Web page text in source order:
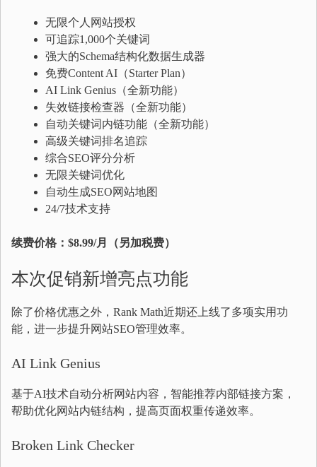
无限个人网站授权
可追踪1,000个关键词
强大的Schema结构化数据生成器
免费Content AI（Starter Plan）
AI Link Genius（全新功能）
失效链接检查器（全新功能）
自动关键词内链功能（全新功能）
高级关键词排名追踪
综合SEO评分分析
无限关键词优化
自动生成SEO网站地图
24/7技术支持
续费价格：$8.99/月（另加税费）
本次促销新增亮点功能
除了价格优惠之外，Rank Math近期还上线了多项实用功
能，进一步提升网站SEO管理效率。
AI Link Genius
基于AI技术自动分析网站内容，智能推荐内部链接方案，
帮助优化网站内链结构，提高页面权重传递效率。
Broken Link Checker